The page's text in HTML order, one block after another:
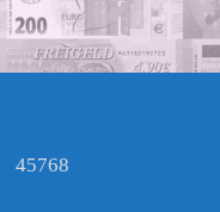
45768